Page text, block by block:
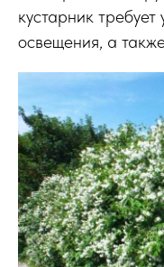
кустарник
освещения, а